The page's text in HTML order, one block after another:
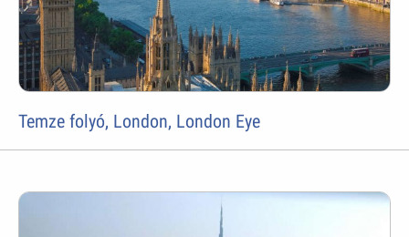
Temze folyó, London, London Eye